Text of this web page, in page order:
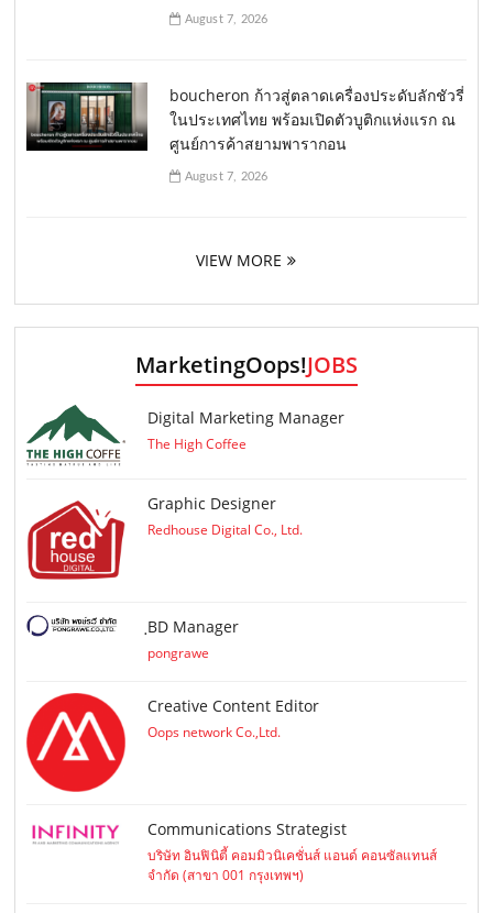
August 7, 2026
boucheron ก้าวสู่ตลาดเครื่องประดับลักชัวรี่
ในประเทศไทย พร้อมเปิดตัวบูติกแห่งแรก ณ
ศูนย์การค้าสยามพารากอน
August 7, 2026
VIEW MORE
MarketingOops!JOBS
Digital Marketing Manager
The High Coffee
Graphic Designer
Redhouse Digital Co., Ltd.
ฺBD Manager
pongrawe
Creative Content Editor
Oops network Co.,Ltd.
Communications Strategist
บริษัท อินฟินิตี้ คอมมิวนิเคชั่นส์ แอนด์ คอนซัลแทนส์
จำกัด (สาขา 001 กรุงเทพฯ)